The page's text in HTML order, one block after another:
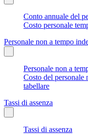
Conto annuale del
Costo personale
Personale non a tempo
Personale non a
Costo del personale
tabellare
Tassi di assenza
Tassi di assenza